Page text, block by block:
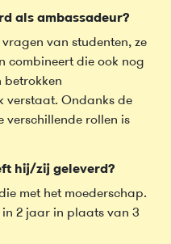
als ambassadeur?
van studenten, ze
combineert die ook nog
betrokken
verstaat. Ondanks de
verschillende rollen is
hij/zij geleverd?
met het moederschap.
2 jaar in plaats van 3